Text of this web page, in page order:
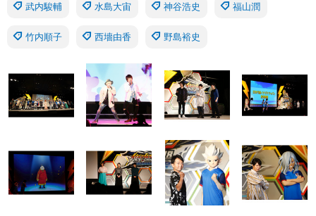
武内駿輔 水島大宙 神谷浩史 福山潤
竹内順子 西墻由香 野島裕史